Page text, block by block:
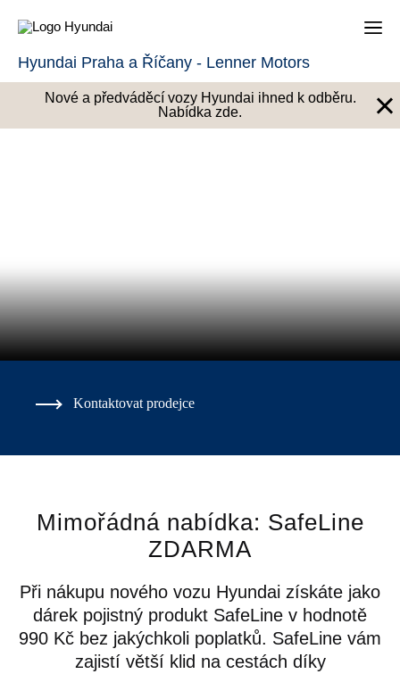
Hyundai Praha a Říčany - Lenner Motors
Nové a předváděcí vozy Hyundai ihned k odběru.
Nabídka zde.
×
Kontaktovat prodejce
Mimořádná nabídka: SafeLine
ZDARMA
Při nákupu nového vozu Hyundai získáte jako
dárek pojistný produkt SafeLine v hodnotě
990 Kč bez jakýchkoli poplatků. SafeLine vám
zajistí větší klid na cestách díky